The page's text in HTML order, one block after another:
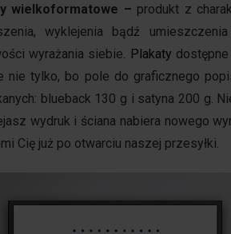
wielkoformatowe – produkt z
wyklejenia bądź
wyrażania siebie. Plakaty
nie tylko, bo pole do graficznego
blueback 130 g i satyna 200 g.
wydruk i ściana nabiera nowego
Cię już po otwarciu naszej przesyłki.